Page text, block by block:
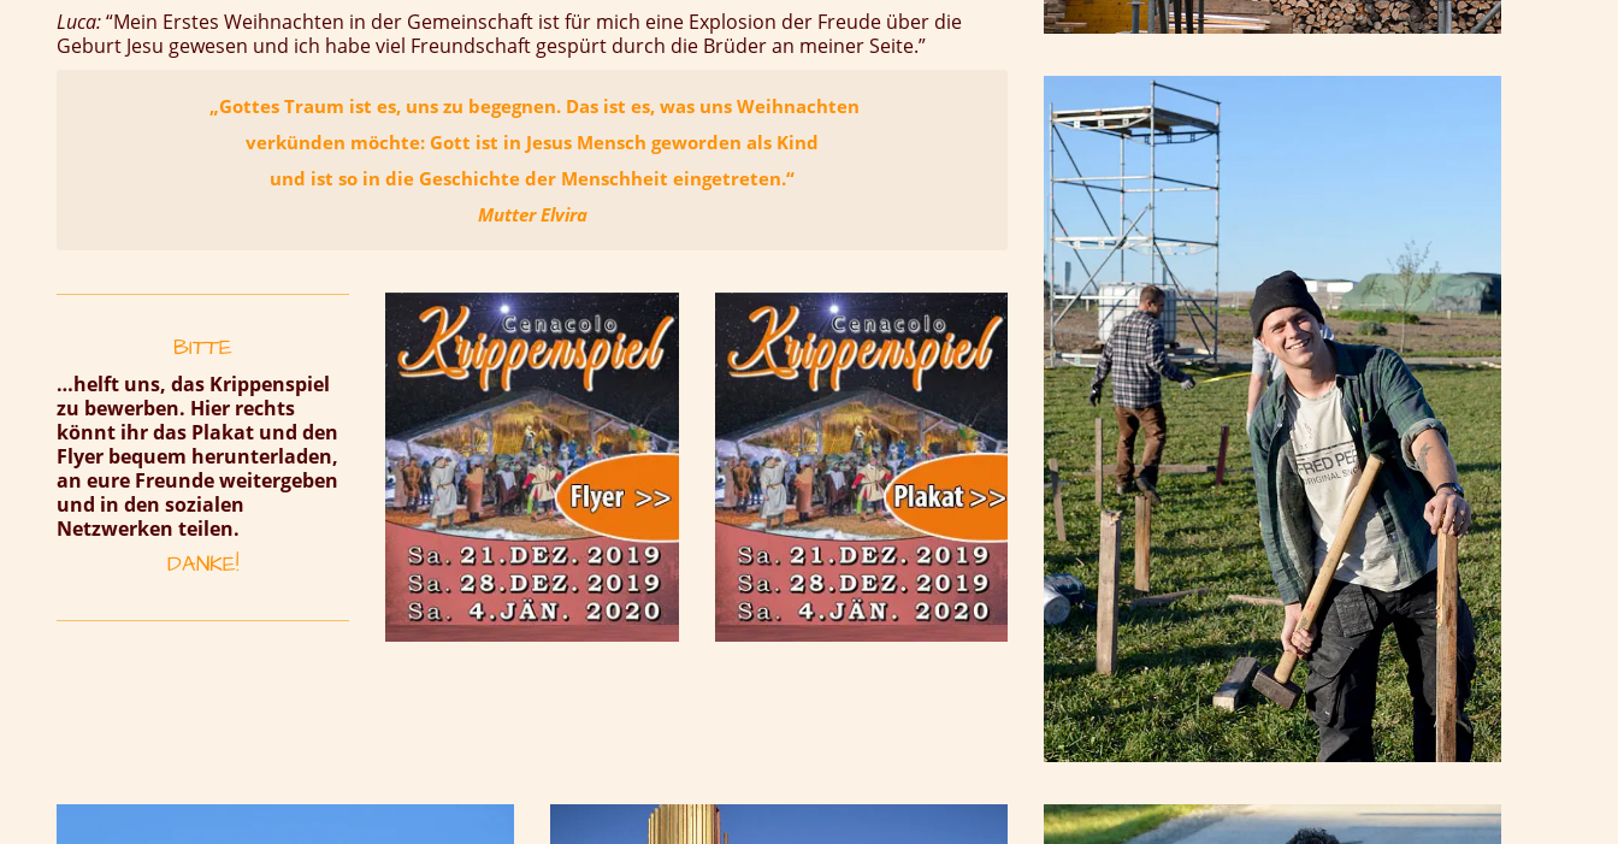
Luca:“Mein Erstes Weihnachten in der Gemeinschaft ist für mich eine Explosion der Freude über die
Geburt Jesu gewesen und ich habe viel Freundschaft gespürt durch die Brüder an meiner Seite.”
„Gottes Traum ist es, uns zu begegnen. Das ist es, was uns Weihnachten
verkünden möchte: Gott ist in Jesus Mensch geworden als Kind
und ist so in die Geschichte der Menschheit eingetreten.“
Mutter Elvira
BITTE
…helft uns, das Krippenspiel
zu bewerben. Hier rechts
könnt ihr das Plakat und den
Flyer bequem herunterladen,
an eure Freunde weitergeben
und in den sozialen
Netzwerken teilen.
DANKE!